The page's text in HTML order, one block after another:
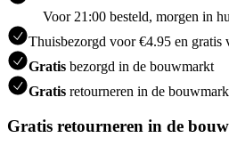
Voor 21:00 besteld, morgen in
Thuisbezorgd voor €4.95 en gratis
Gratis bezorgd in de bouwmarkt
Gratis retourneren in de
Gratis retourneren in de